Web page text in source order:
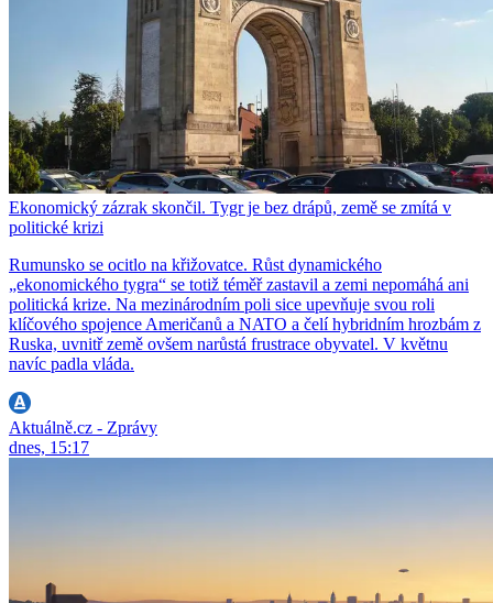
Ekonomický zázrak skončil. Tygr je bez drápů, země se zmítá v
politické krizi
Rumunsko se ocitlo na křižovatce. Růst dynamického
„ekonomického tygra“ se totiž téměř zastavil a zemi nepomáhá ani
politická krize. Na mezinárodním poli sice upevňuje svou roli
klíčového spojence Američanů a NATO a čelí hybridním hrozbám z
Ruska, uvnitř země ovšem narůstá frustrace obyvatel. V květnu
navíc padla vláda.
Aktuálně.cz - Zprávy
dnes, 15:17